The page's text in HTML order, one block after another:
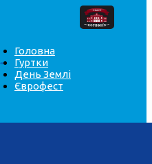
Головна
Гуртки
День Землі
Єврофест